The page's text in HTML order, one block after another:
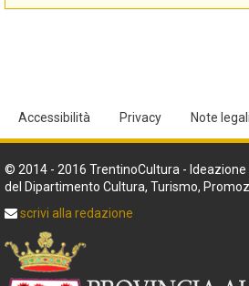
Accessibilità Privacy Note legali
© 2014 - 2016 TrentinoCultura -
del Dipartimento Cultura, Turismo,
scrivi alla redazione